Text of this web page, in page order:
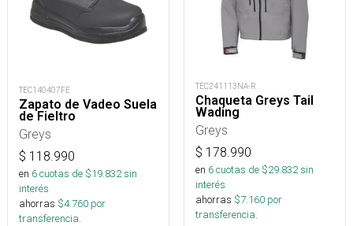
TEC140407FE
Zapato de Vadeo Suela
de Fieltro
Greys
$ 118.990
en 6cuotas de $19.832sin
interés
ahorras $4.760 por
transferencia.
TEC241113NA-R
Chaqueta Greys Tail
Wading
Greys
$ 178.990
en 6cuotas de $29.832sin
interés
ahorras $7.160 por
transferencia.